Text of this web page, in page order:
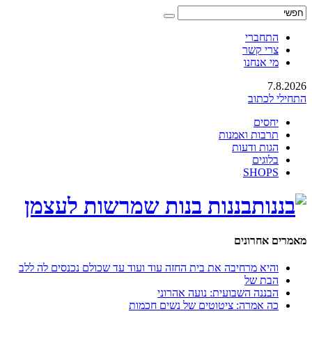
התחברי
צרי קשר
מי אנחנו
7.8.2026
התחילי לכתוב
יחסים
תרבות ואמנות
הגות ודעות
בלוגים
SHOPS
בננות בנות שמרשות לעצמן
מאמרים אחרונים
והיא מרחיבה את בית החזה עוד ועוד עד שכולם נכנסים לה ללב
הבת של
הבננה השבועית: נועה אהרוני
כה אמרה: ציטוטים של נשים חכמות